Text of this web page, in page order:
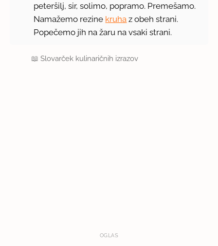
peteršilj, sir, solimo, popramo. Premešamo.
Namažemo rezine kruha z obeh strani.
Popečemo jih na žaru na vsaki strani.
📖Slovarček kulinaričnih izrazov
OGLAS